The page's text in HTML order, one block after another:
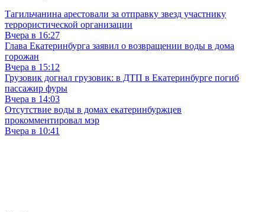
Тагильчанина арестовали за отправку звезд участнику
террористической организации
Вчера в 16:27
Глава Екатеринбурга заявил о возвращении воды в дома
горожан
Вчера в 15:12
Грузовик догнал грузовик: в ДТП в Екатеринбурге погиб
пассажир фуры
Вчера в 14:03
Отсутствие воды в домах екатеринбуржцев
прокомментировал мэр
Вчера в 10:41